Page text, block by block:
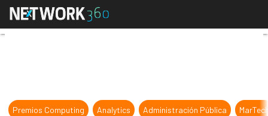
El Big Data, gran protagonista de
Premios Computing Analytics Administración Pública